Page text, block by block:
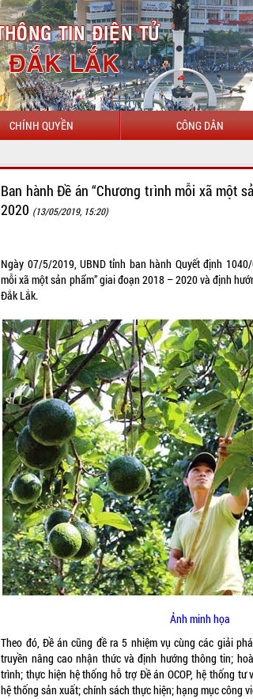
CHÍNH QUYỀN CÔNG DÂN
Ban hành Đề án “Chương trình mỗi xã một
2020 (13/05/2019, 15:20)
Ngày 07/5/2019, UBND tỉnh ban hành Quyết định
mỗi xã một sản phẩm” giai đoạn 2018 – 2020 và định
Đắk Lắk.
Ảnh minh họa
Theo đó, Đề án cũng đề ra 5 nhiệm vụ cùng các giải
truyền nâng cao nhận thức và định hướng thông tin;
trình; thực hiện hệ thống hỗ trợ Đề án OCOP, hệ thống tư
hệ thống sản xuất; chính sách thực hiện; hạng mục công